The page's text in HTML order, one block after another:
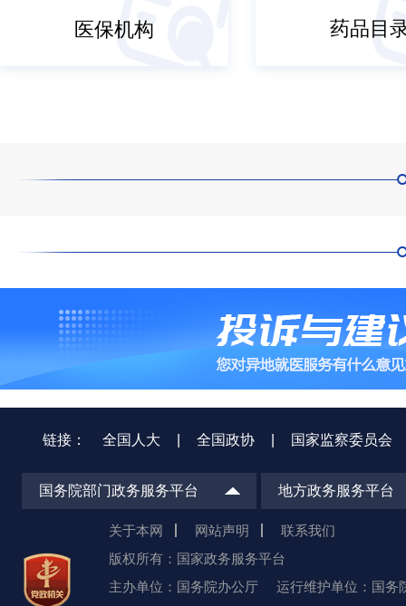
医保机构 药品目
链接： 全国人大 全国政协 国家监察委员会
国务院部门政务服务平台 地方政务服务平台
关于本网 网站声明
联系我们
版权所有：国家政务服务平台
主办单位：国务院办公厅
运行维护单位：国务